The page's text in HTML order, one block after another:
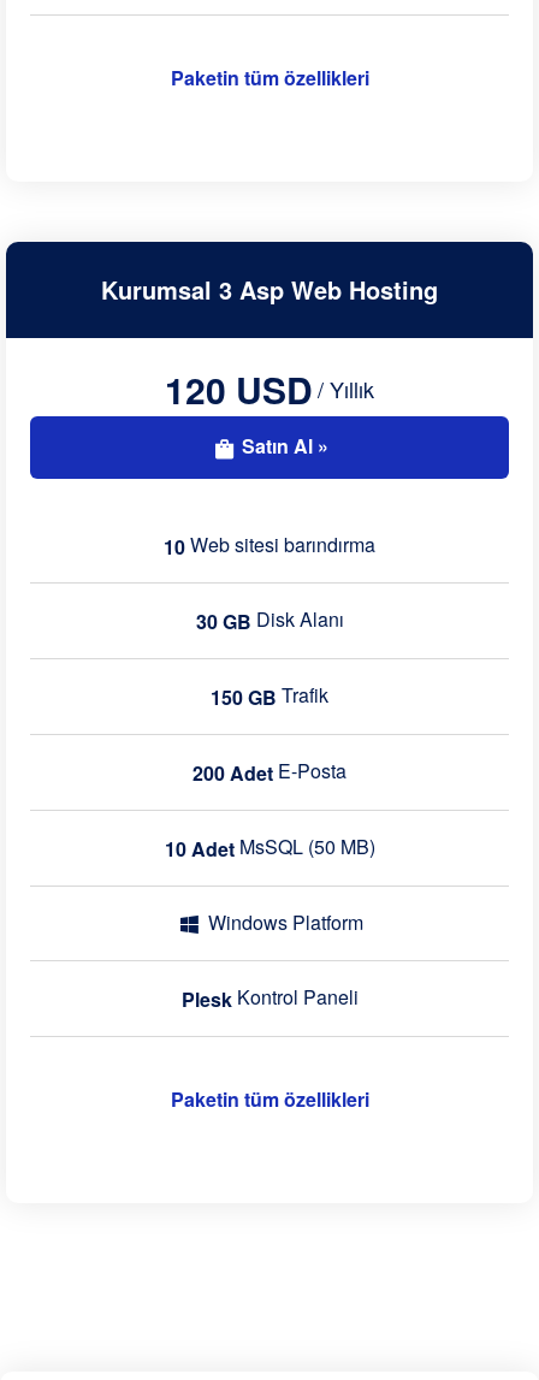
Paketin tüm özellikleri
Kurumsal 3 Asp Web Hosting
120 USD/ Yıllık
Satın Al »
10Web sitesi barındırma
30 GB Disk Alanı
150 GB Trafik
200 Adet E-Posta
10 AdetMsSQL (50 MB)
Windows Platform
PleskKontrol Paneli
Paketin tüm özellikleri